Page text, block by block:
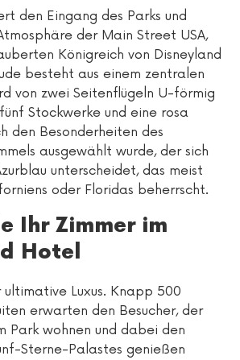
den Eingang des Parks und
der Main Street USA,
Königreich von Disneyland
besteht aus einem zentralen
von zwei Seitenflügeln U-förmig
Stockwerke und eine rosa
den Besonderheiten des
ausgewählt wurde, der sich
unterscheidet, das meist
oder Floridas beherrscht.
Ihr Zimmer im
Hotel
Luxus. Knapp 500
erwarten den Besucher, der
Park wohnen und dabei den
Sterne-Palastes genießen